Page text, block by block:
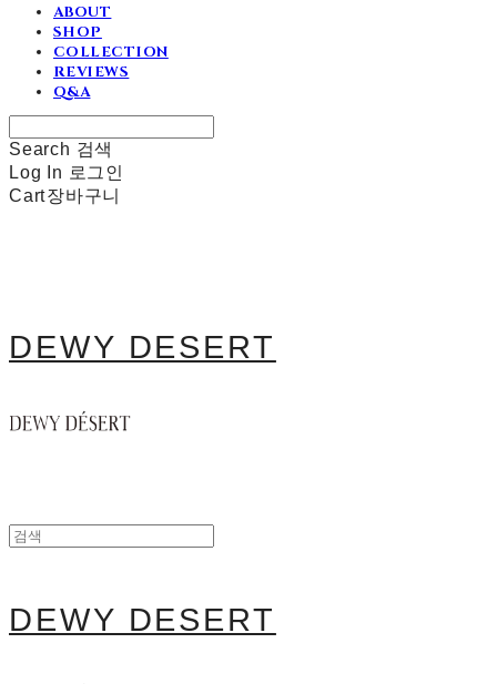
ABOUT
SHOP
COLLECTION
REVIEWS
Q&A
Search 검색
Log In 로그인
Cart장바구니
DEWY DESERT
DEWY DESERT